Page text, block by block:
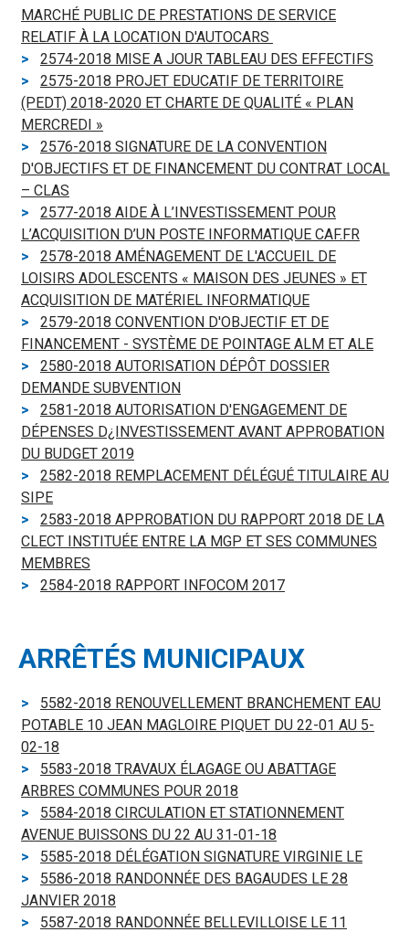
MARCHÉ PUBLIC DE PRESTATIONS DE SERVICE
RELATIF À LA LOCATION D'AUTOCARS
2574-2018 MISE A JOUR TABLEAU DES EFFECTIFS
2575-2018 PROJET EDUCATIF DE TERRITOIRE
(PEDT) 2018-2020 ET CHARTE DE QUALITÉ « PLAN
MERCREDI »
2576-2018 SIGNATURE DE LA CONVENTION
D'OBJECTIFS ET DE FINANCEMENT DU CONTRAT LOCAL
– CLAS
2577-2018 AIDE À L’INVESTISSEMENT POUR
L’ACQUISITION D’UN POSTE INFORMATIQUE CAF.FR
2578-2018 AMÉNAGEMENT DE L'ACCUEIL DE
LOISIRS ADOLESCENTS « MAISON DES JEUNES » ET
ACQUISITION DE MATÉRIEL INFORMATIQUE
2579-2018 CONVENTION D'OBJECTIF ET DE
FINANCEMENT - SYSTÈME DE POINTAGE ALM ET ALE
2580-2018 AUTORISATION DÉPÔT DOSSIER
DEMANDE SUBVENTION
2581-2018 AUTORISATION D'ENGAGEMENT DE
DÉPENSES D¿INVESTISSEMENT AVANT APPROBATION
DU BUDGET 2019
2582-2018 REMPLACEMENT DÉLÉGUÉ TITULAIRE AU
SIPE
2583-2018 APPROBATION DU RAPPORT 2018 DE LA
CLECT INSTITUÉE ENTRE LA MGP ET SES COMMUNES
MEMBRES
2584-2018 RAPPORT INFOCOM 2017
ARRÊTÉS MUNICIPAUX
5582-2018 RENOUVELLEMENT BRANCHEMENT EAU
POTABLE 10 JEAN MAGLOIRE PIQUET DU 22-01 AU 5-
02-18
5583-2018 TRAVAUX ÉLAGAGE OU ABATTAGE
ARBRES COMMUNES POUR 2018
5584-2018 CIRCULATION ET STATIONNEMENT
AVENUE BUISSONS DU 22 AU 31-01-18
5585-2018 DÉLÉGATION SIGNATURE VIRGINIE LE
5586-2018 RANDONNÉE DES BAGAUDES LE 28
JANVIER 2018
5587-2018 RANDONNÉE BELLEVILLOISE LE 11